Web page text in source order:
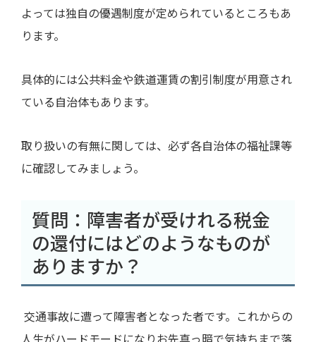
よっては独自の優遇制度が定められているところもあ
ります。
具体的には公共料金や鉄道運賃の割引制度が用意され
ている自治体もあります。
取り扱いの有無に関しては、必ず各自治体の福祉課等
に確認してみましょう。
質問：障害者が受けれる税金
の還付にはどのようなものが
ありますか？
交通事故に遭って障害者となった者です。これからの
人生がハードモードになりお先真っ暗で気持ちまで落